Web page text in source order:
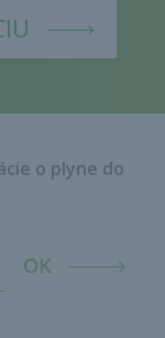
o plyne do
OK